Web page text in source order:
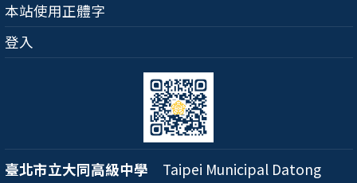
本站使用正體字
登入
臺北市立大同高級中學 Taipei Municipal Datong